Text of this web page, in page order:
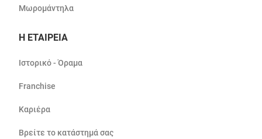
Μωρομάντηλα
Η ΕΤΑΙΡΕΙΑ
Ιστορικό - Όραμα
Franchise
Καριέρα
Βρείτε το κατάστημά σας